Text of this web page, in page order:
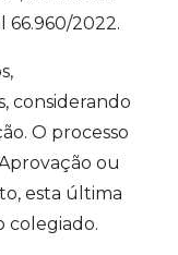
66.960/2022.
considerando
O processo
ou
esta última
colegiado.